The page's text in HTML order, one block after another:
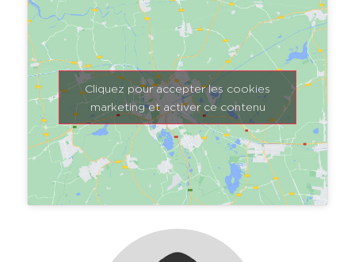
Cliquez pour accepter les cookies
marketing et activer ce contenu